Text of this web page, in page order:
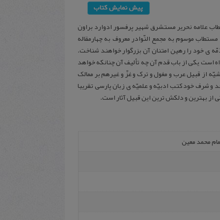
علامه نحریر مستشرق شهیر پرفسور ادوارد براون
موسوم به مجمع النّوادر معروف به چهارمقاله
ی خود را رهین امتنان آن بزرگوار خواهند شناخت.
است یکی از باب قدم آن چه تألیف آن چنانکه خواهد
و حشیّه از قبیل عرب و مغول و ترک و غزّ و غیرهم بر ممالک
و شرف خود کتب ادبیّه و علمیّه ی زبان پارسی تقریبا
از بهترین و دلکش ترین این قبیل آثار است.
محمد معین